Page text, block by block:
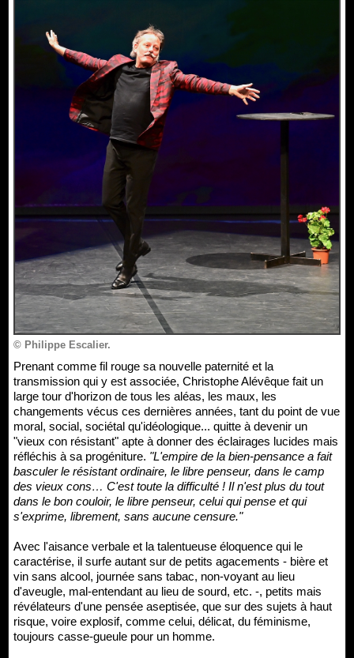
© Philippe Escalier.
Prenant comme fil rouge sa nouvelle paternité et la
transmission qui y est associée, Christophe Alévêque fait un
large tour d'horizon de tous les aléas, les maux, les
changements vécus ces dernières années, tant du point de vue
moral, social, sociétal qu'idéologique... quitte à devenir un
"vieux con résistant" apte à donner des éclairages lucides mais
réfléchis à sa progéniture. "L'empire de la bien-pensance a fait
basculer le résistant ordinaire, le libre penseur, dans le camp
des vieux cons… C'est toute la difficulté ! Il n'est plus du tout
dans le bon couloir, le libre penseur, celui qui pense et qui
s'exprime, librement, sans aucune censure."
Avec l'aisance verbale et la talentueuse éloquence qui le
caractérise, il surfe autant sur de petits agacements - bière et
vin sans alcool, journée sans tabac, non-voyant au lieu
d'aveugle, mal-entendant au lieu de sourd, etc. -, petits mais
révélateurs d'une pensée aseptisée, que sur des sujets à haut
risque, voire explosif, comme celui, délicat, du féminisme,
toujours casse-gueule pour un homme.